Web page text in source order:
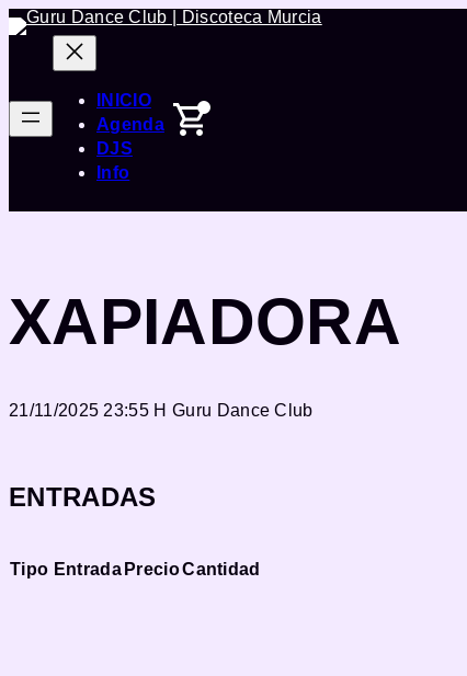
Saltar
contenido
INICIO
Agenda
DJS
Info
XAPIADORA
21/11/2025 23:55 H Guru Dance Club
ENTRADAS
Tipo Entrada PrecioCantidad